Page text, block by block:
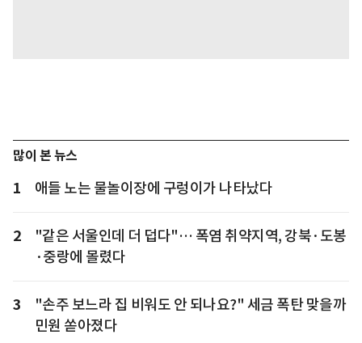
많이 본 뉴스
1 애들 노는 물놀이장에 구렁이가 나타났다
2
"같은 서울인데 더 덥다"… 폭염 취약지역, 강북·도봉
·중랑에 몰렸다
3
"손주 보느라 집 비워도 안 되나요?" 세금 폭탄 맞을까
민원 쏟아졌다